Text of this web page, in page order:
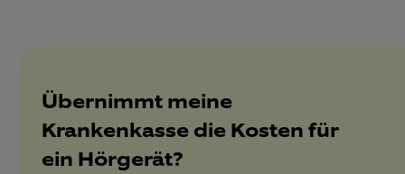
Übernimmt meine
Krankenkasse die Kosten für
ein Hörgerät?